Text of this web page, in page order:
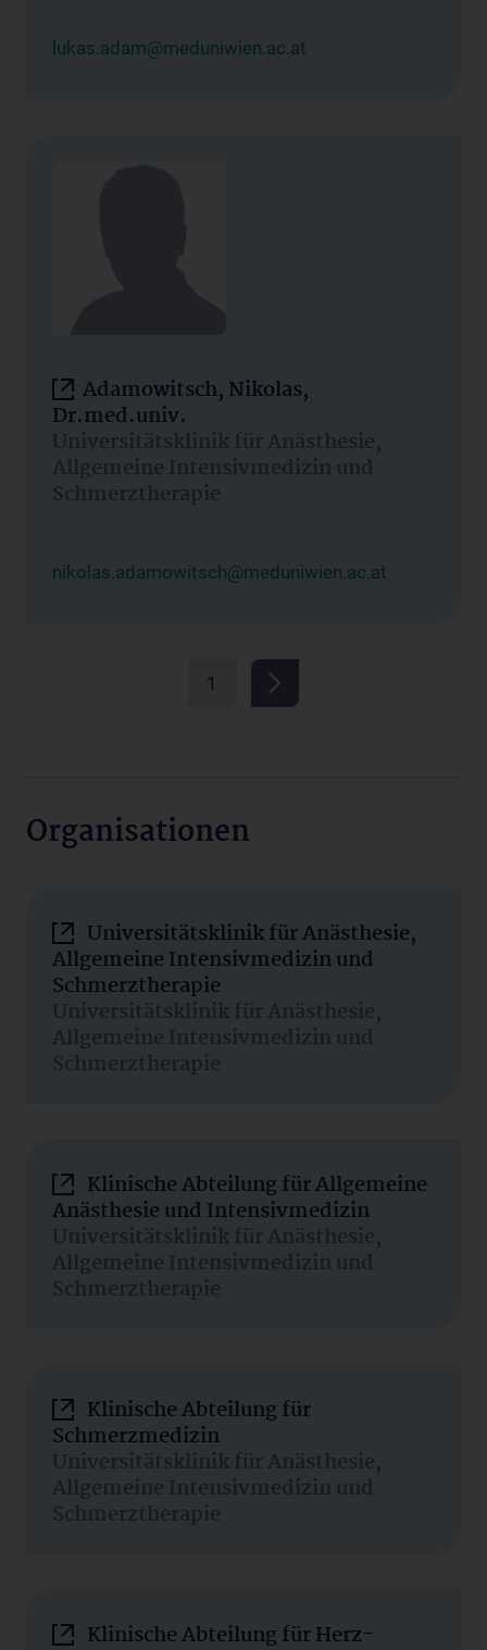
lukas.adam@meduniwien.ac.at
Adamowitsch, Nikolas,
Dr.med.univ.
Universitätsklinik für Anästhesie,
Allgemeine Intensivmedizin und
Schmerztherapie
nikolas.adamowitsch@meduniwien.ac.at
1
Organisationen
Universitätsklinik für Anästhesie,
Allgemeine Intensivmedizin und
Schmerztherapie
Universitätsklinik für Anästhesie,
Allgemeine Intensivmedizin und
Schmerztherapie
Klinische Abteilung für Allgemeine
Anästhesie und Intensivmedizin
Universitätsklinik für Anästhesie,
Allgemeine Intensivmedizin und
Schmerztherapie
Klinische Abteilung für
Schmerzmedizin
Universitätsklinik für Anästhesie,
Allgemeine Intensivmedizin und
Schmerztherapie
Klinische Abteilung für Herz-